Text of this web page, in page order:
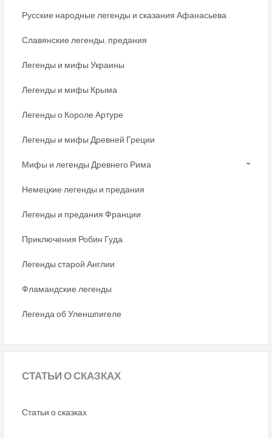
Русские народные легенды и сказания Афанасьева
Славянские легенды, предания
Легенды и мифы Украины
Легенды и мифы Крыма
Легенды о Короле Артуре
Легенды и мифы Древней Греции
Мифы и легенды Древнего Рима
Немецкие легенды и предания
Легенды и предания Франции
Приключения Робин Гуда
Легенды старой Англии
Фламандские легенды
Легенда об Уленшпигеле
СТАТЬИО СКАЗКАХ
Статьи о сказках